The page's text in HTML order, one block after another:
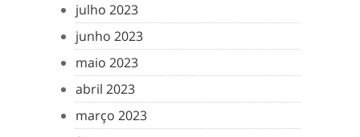
julho 2023
junho 2023
maio 2023
abril 2023
março 2023